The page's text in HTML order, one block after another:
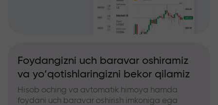
Foydangizni uch baravar oshiramiz
va yo‘qotishlaringizni bekor qilamiz
Hisob oching va avtomatik himoya hamda
foydani uch baravar oshirish imkoniga ega